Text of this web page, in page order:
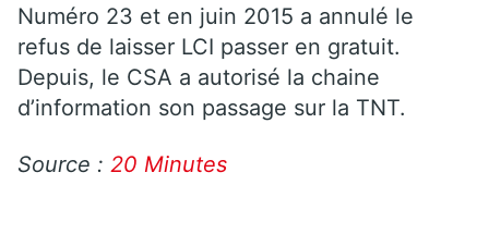
Numéro 23 et en juin 2015 a annulé le
refus de laisser LCI passer en gratuit.
Depuis, le CSA a autorisé la chaine
d’information son passage sur la TNT.
Source : 20 Minutes